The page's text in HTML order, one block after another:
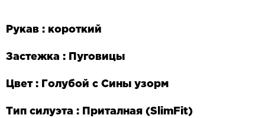
Рукав : короткий
Застежка : Пуговицы
Цвет : Голубой с Сины узорм
Тип силуэта : Приталная (Slim Fit)